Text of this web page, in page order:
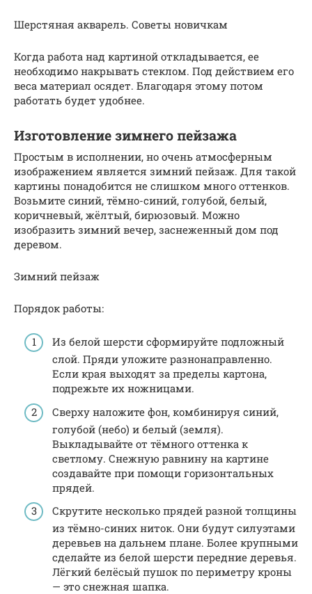
Шерстяная акварель. Советы новичкам
Когда работа над картиной откладывается, ее
необходимо накрывать стеклом. Под действием его
веса материал осядет. Благодаря этому потом
работать будет удобнее.
Изготовление зимнего пейзажа
Простым в исполнении, но очень атмосферным
изображением является зимний пейзаж. Для такой
картины понадобится не слишком много оттенков.
Возьмите синий, тёмно-синий, голубой, белый,
коричневый, жёлтый, бирюзовый. Можно
изобразить зимний вечер, заснеженный дом под
деревом.
Зимний пейзаж
Порядок работы:
Из белой шерсти сформируйте подложный
слой. Пряди уложите разнонаправленно.
Если края выходят за пределы картона,
подрежьте их ножницами.
Сверху наложите фон, комбинируя синий,
голубой (небо) и белый (земля).
Выкладывайте от тёмного оттенка к
светлому. Снежную равнину на картине
создавайте при помощи горизонтальных
прядей.
Скрутите несколько прядей разной толщины
из тёмно-синих ниток. Они будут силуэтами
деревьев на дальнем плане. Более крупными
сделайте из белой шерсти передние деревья.
Лёгкий белёсый пушок по периметру кроны
— это снежная шапка.